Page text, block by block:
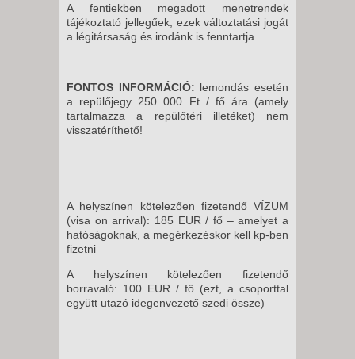
A fentiekben megadott menetrendek
tájékoztató jellegűek, ezek változtatási jogát
a légitársaság és irodánk is fenntartja.
FONTOS INFORMÁCIÓ: lemondás esetén
a repülőjegy 250 000 Ft / fő ára (amely
tartalmazza a repülőtéri illetéket) nem
visszatéríthető!
A helyszínen kötelezően fizetendő VÍZUM
(visa on arrival): 185 EUR / fő – amelyet a
hatóságoknak, a megérkezéskor kell kp-ben
fizetni
A helyszínen kötelezően fizetendő
borravaló: 100 EUR / fő (ezt, a csoporttal
együtt utazó idegenvezető szedi össze)